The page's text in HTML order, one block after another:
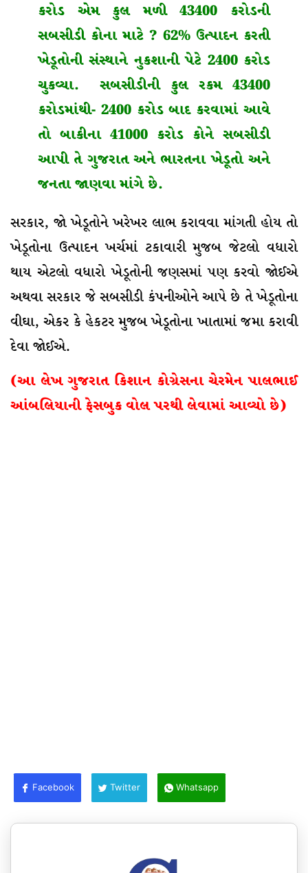
કરોડ એમ કુલ મળી 43400 કરોડની
સબસીડી કોના માટે ? 62% ઉત્પાદન કરતી
ખેડૂતોની સંસ્થાને નુકશાની પેટે 2400 કરોડ
ચુકવ્યા. સબસીડીની કુલ રકમ 43400
કરોડમાંથી- 2400 કરોડ બાદ કરવામાં આવે
તો બાકીના 41000 કરોડ કોને સબસીડી
આપી તે ગુજરાત અને ભારતના ખેડૂતો અને
જનતા જાણવા માંગે છે.
સરકાર, જો ખેડૂતોને ખરેખર લાભ કરાવવા માંગતી હોય તો
ખેડૂતોના ઉત્પાદન ખર્ચમાં ટકાવારી મુજબ જેટલો વધારો
થાય એટલો વધારો ખેડૂતોની જણસમાં પણ કરવો જોઈએ
અથવા સરકાર જે સબસીડી કંપનીઓને આપે છે તે ખેડૂતોના
વીઘા, એકર કે હેકટર મુજબ ખેડૂતોના ખાતામાં જમા કરાવી
દેવા જોઈએ.
(આ લેખ ગુજરાત કિશાન કોગ્રેસના ચેરમેન પાલભાઈ
આંબલિયાની ફેસબુક વોલ પરથી લેવામાં આવ્યો છે)
Facebook Twitter Whatsapp